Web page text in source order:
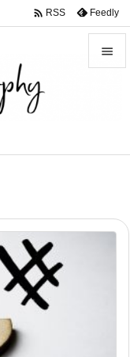

次へ
 RSS Feedly